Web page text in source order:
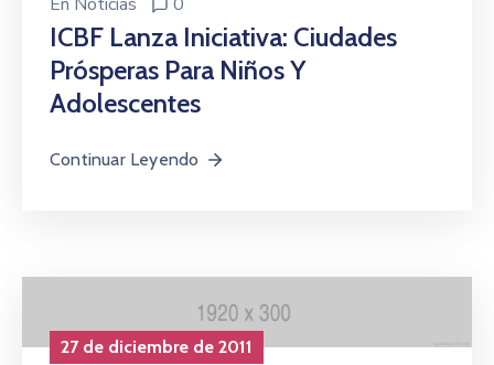
ICBF Lanza Iniciativa: Ciudades
Prósperas Para Niños Y
Adolescentes
Continuar Leyendo
27 de diciembre de 2011